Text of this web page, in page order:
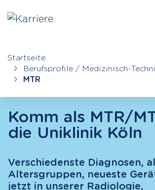
Startseite
Berufsprofile / Medizinisch-
MTR
Komm als MTR/
die Uniklinik Köln
Verschiedenste Diagnosen,
Altersgruppen, neueste
jetzt in unserer Radiologie,